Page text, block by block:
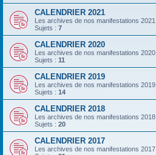
CALENDRIER 2021
Les archives de nos manifestations 2021
Sujets : 7
CALENDRIER 2020
Les archives de nos manifestations 2020
Sujets : 11
CALENDRIER 2019
Les archives de nos manifestations 2019
Sujets : 14
CALENDRIER 2018
Les archives de nos manifestations 2018
Sujets : 20
CALENDRIER 2017
Les archives de nos manifestations 2017